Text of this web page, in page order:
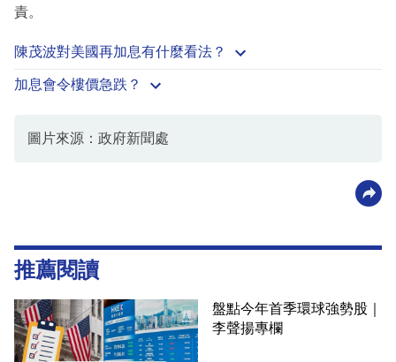
責。
陳茂波對美國再加息有什麼看法？
加息會令樓價急跌？
圖片來源：政府新聞處
推薦閱讀
盤點今年首季環球強勢股｜
李聲揚專欄